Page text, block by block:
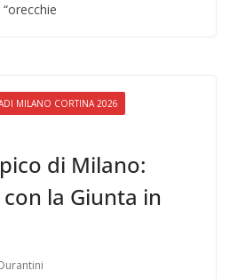
MILANO CORTINA 2026
di Milano:
la Giunta in